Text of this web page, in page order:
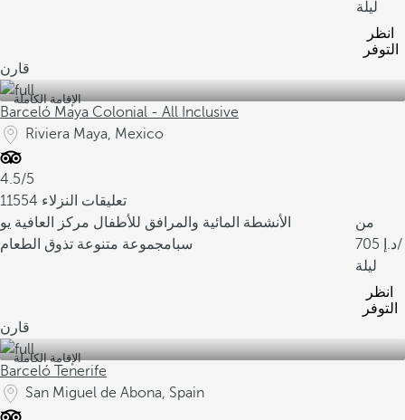
ليلة
انظر
التوفر
قارن
الإقامة الكاملة
Barceló Maya Colonial - All Inclusive
Riviera Maya, Mexico
4.5/5
11554 تعليقات النزلاء
الأنشطة المائية والمرافق للأطفال مركز العافية يو
سبامجموعة متنوعة تذوق الطعام
من
705
/
ليلة
انظر
التوفر
قارن
الإقامة الكاملة
Barceló Tenerife
San Miguel de Abona, Spain